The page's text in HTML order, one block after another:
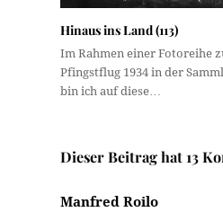
Hinaus ins Land (113)
Im Rahmen einer Fotoreihe
Pfingstflug 1934 in der
bin ich auf diese…
Dieser Beitrag hat 13
Manfred Roilo